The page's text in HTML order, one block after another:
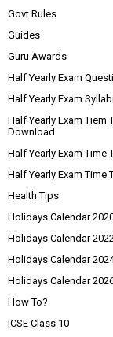
Govt Rules
Guides
Guru Awards
Half Yearly Exam
Half Yearly Exam
Half Yearly Exam Tiem
Download
Half Yearly Exam Time
Half Yearly Exam Time
Health Tips
Holidays Calendar
Holidays Calendar
Holidays Calendar
Holidays Calendar
How To?
ICSE Class 10